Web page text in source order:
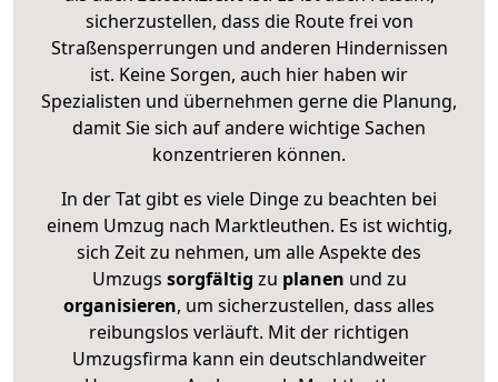
sicherzustellen, dass die Route frei von
Straßensperrungen und anderen Hindernissen
ist. Keine Sorgen, auch hier haben wir
Spezialisten und übernehmen gerne die Planung,
damit Sie sich auf andere wichtige Sachen
konzentrieren können.
In der Tat gibt es viele Dinge zu beachten bei
einem Umzug nach Marktleuthen. Es ist wichtig,
sich Zeit zu nehmen, um alle Aspekte des
Umzugs sorgfältig zu planen und zu
organisieren, um sicherzustellen, dass alles
reibungslos verläuft. Mit der richtigen
Umzugsfirma kann ein deutschlandweiter